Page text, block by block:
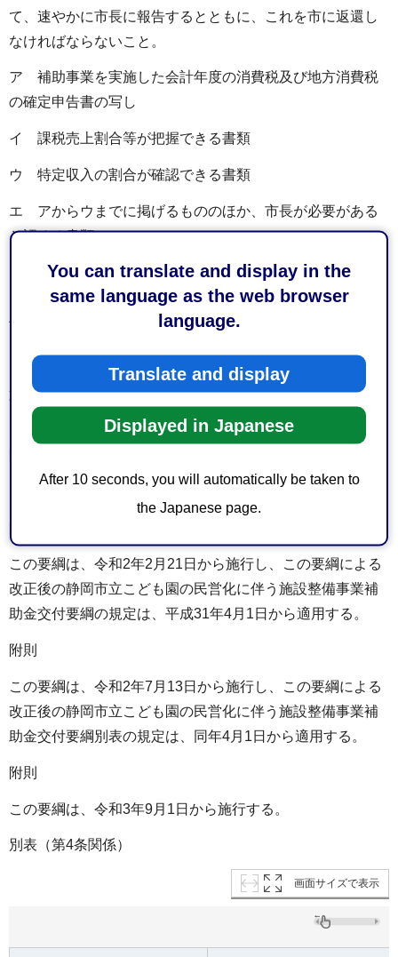
You can translate and display in the
same language as the web browser
language.
Translate and display
Displayed in Japanese
After 10 seconds, you will automatically be taken to
the Japanese page.
て、速やかに市長に報告するとともに、これを市に返還し
なければならないこと。
ア 補助事業を実施した会計年度の消費税及び地方消費税
の確定申告書の写し
イ 課税売上割合等が把握できる書類
ウ 特定収入の割合が確認できる書類
エ アからウまでに掲げるもののほか、市長が必要がある
と認める書類
（4）市長は、第6条の規定により補助金の交付の決定をす
る場合において、前2号の規定を遵守することを条件として
付すものとする。
（雑則）
第15条 この要綱に定めるもののほか、補助金の交付に関
し必要な事項は、別に定める。
この要綱は、平成31年4月1日から施行する。
この要綱は、令和2年2月21日から施行し、この要綱による
改正後の静岡市立こども園の民営化に伴う施設整備事業補
助金交付要綱の規定は、平成31年4月1日から適用する。
附則
この要綱は、令和2年7月13日から施行し、この要綱による
改正後の静岡市立こども園の民営化に伴う施設整備事業補
助金交付要綱別表の規定は、同年4月1日から適用する。
附則
この要綱は、令和3年9月1日から施行する。
別表（第4条関係）
画面サイズで表示